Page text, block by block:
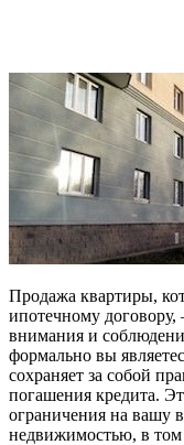
Продажа квартиры,
ипотечному
внимания и
формально вы
сохраняет за собой
погашения кредита.
ограничения на вашу
недвижимостью, в том